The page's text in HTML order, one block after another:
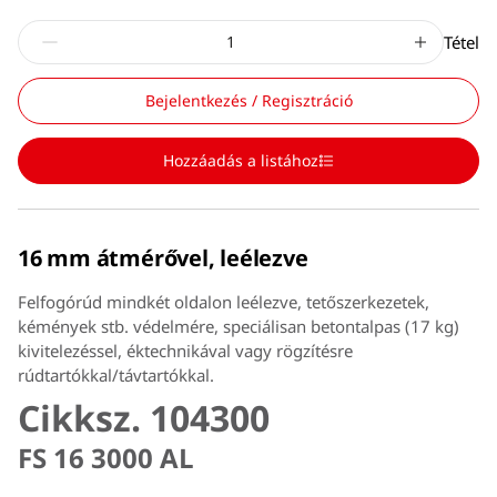
Tétel
Bejelentkezés / Regisztráció
Hozzáadás a listához
16 mm átmérővel, leélezve
Felfogórúd mindkét oldalon leélezve, tetőszerkezetek,
kémények stb. védelmére, speciálisan betontalpas (17 kg)
kivitelezéssel, éktechnikával vagy rögzítésre
rúdtartókkal/távtartókkal.
Cikksz. 104300
FS 16 3000 AL